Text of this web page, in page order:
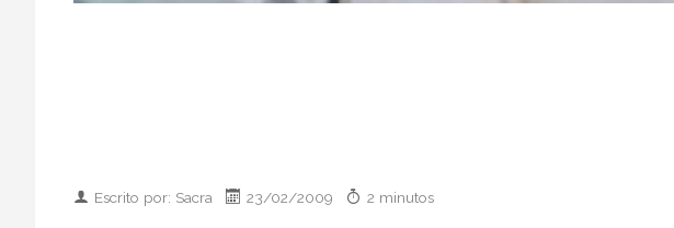
Escrito por: Sacra 23/02/2009 2 minutos